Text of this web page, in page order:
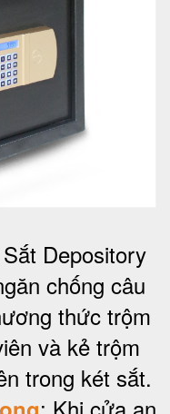
Depository
chống câu
thức trộm
và kẻ trộm
trong két sắt.